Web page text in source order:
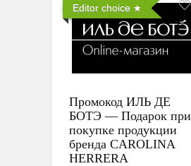
Editor choice
Промокод ИЛЬ ДЕ
БОТЭ — Подарок при
покупке продукции
бренда CAROLINA
HERRERA